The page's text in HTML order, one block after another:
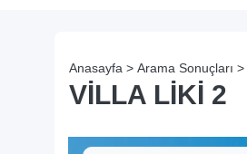
Anasayfa > Arama Sonuçları >
VILLA LIKI 2